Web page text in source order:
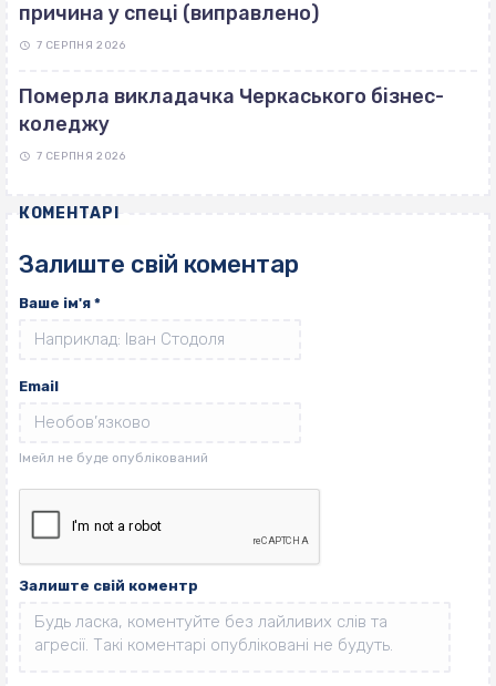
причина у спеці (виправлено)
7 СЕРПНЯ 2026
Померла викладачка Черкаського бізнес-
коледжу
7 СЕРПНЯ 2026
КОМЕНТАРІ
Залиште свій коментар
Ваше ім'я *
Email
Залиште свій коментр